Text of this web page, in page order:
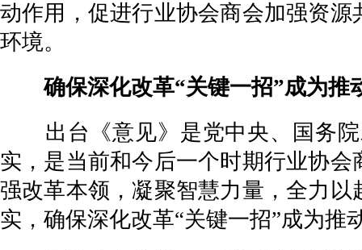
动作用，促进行业协会商会加强资
环境。
确保深化改革“关键一招”成为推
出台《意见》是党中央、国务院
实，是当前和今后一个时期行业协
强改革本领，凝聚智慧力量，全力
实，确保深化改革“关键一招”成为推